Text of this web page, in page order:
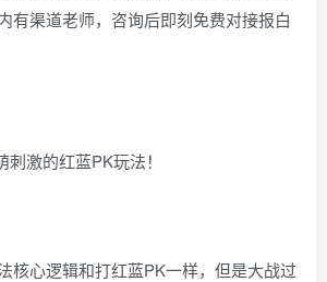
有渠道老师，咨询后即刻免费对接报白
激的红蓝PK玩法！
核心逻辑和打红蓝PK一样，但是大战过